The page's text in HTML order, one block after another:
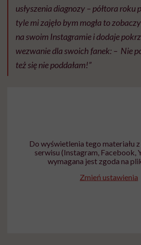
usłyszenia diagnozy – półtora roku
tyle mi zajęło bym mogła to
na swoim Instagramie i dodaje
wezwanie dla swoich fanek: – Nie
też się nie poddałam!”
Do wyświetlenia tego materiału
serwisu (Instagram, Facebook,
wymagana jest zgoda na
Zmień ustawienia